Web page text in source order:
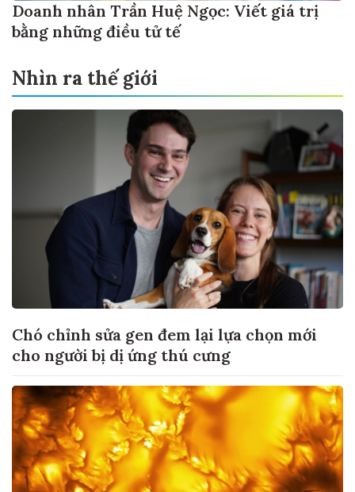
Doanh nhân Trần Huệ Ngọc: Viết giá trị
bằng những điều tử tế
Nhìn ra thế giới
Chó chỉnh sửa gen đem lại lựa chọn mới
cho người bị dị ứng thú cưng